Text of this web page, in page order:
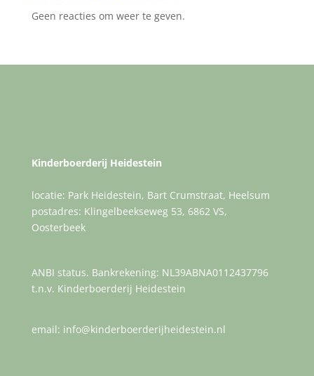
Geen reacties om weer te geven.
Kinderboerderij Heidestein
locatie: Park Heidestein, Bart Crumstraat, Heelsum
postadres: Klingelbeekseweg 53, 6862 VS,
Oosterbeek
ANBI status. Bankrekening: NL39ABNA0112437796
t.n.v. Kinderboerderij Heidestein
email: info@kinderboerderijheidestein.nl